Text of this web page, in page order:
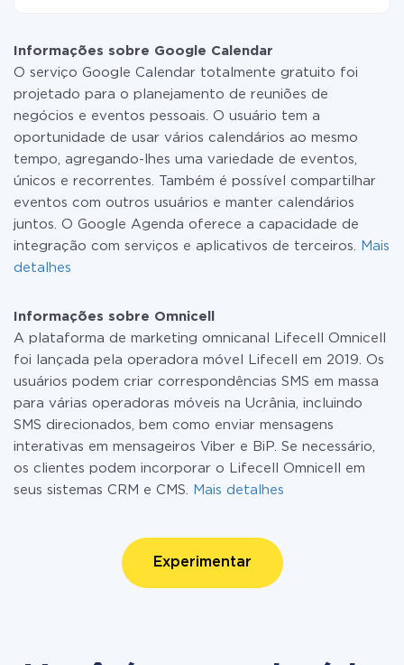
ou mudar para um de pago, se necessário. Mais
detalhes sobretarifas.
Informações sobre Google Calendar
O serviço Google Calendar totalmente gratuito foi
projetado para o planejamento de reuniões de
negócios e eventos pessoais. O usuário tem a
oportunidade de usar vários calendários ao mesmo
tempo, agregando-lhes uma variedade de eventos,
únicos e recorrentes. Também é possível compartilhar
eventos com outros usuários e manter calendários
juntos. O Google Agenda oferece a capacidade de
integração com serviços e aplicativos de terceiros.
Mais
detalhes
Informações sobre Omnicell
A plataforma de marketing omnicanal Lifecell Omnicell
foi lançada pela operadora móvel Lifecell em 2019. Os
usuários podem criar correspondências SMS em massa
para várias operadoras móveis na Ucrânia, incluindo
SMS direcionados, bem como enviar mensagens
interativas em mensageiros Viber e BiP. Se necessário,
os clientes podem incorporar o Lifecell Omnicell em
seus sistemas CRM e CMS.
Mais detalhes
Experimentar